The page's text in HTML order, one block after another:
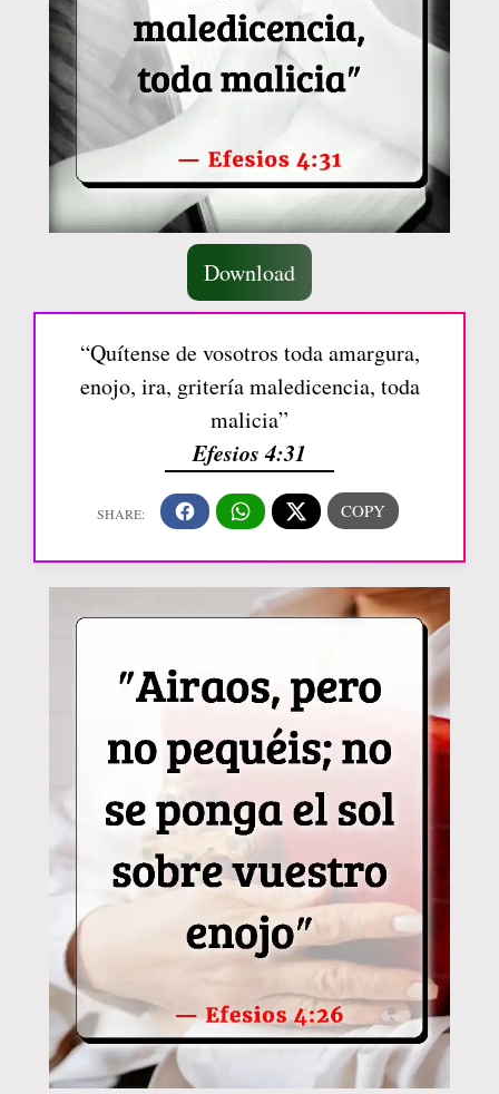
Download
“Quítense de vosotros toda amargura,
enojo, ira, gritería maledicencia, toda
malicia”
Efesios 4:31